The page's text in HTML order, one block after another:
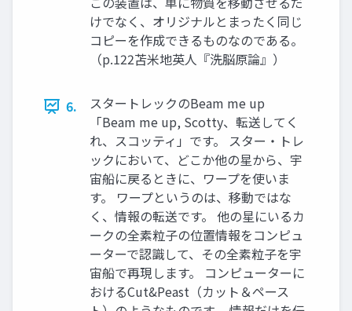
けでなく、オリジナルとまったく同じ
コピーを作成できるものなのである。
（p.122苫米地英人『洗脳原論』）
6.
スタートレックのBeam me up
「Beam me up, Scotty、転送してく
れ、スコッティ」です。 スター・トレ
ックにおいて、どこか他の星から、宇
宙船に戻るときに、ワープを使いま
す。 ワープというのは、移動ではな
く、情報の転送です。 他の星にいるカ
ークの全素粒子の位置情報をコンピュ
ーターで認識して、その全素粒子を宇
宙船で再現します。 コンピューターに
おけるCut&Peast（カット＆ペース